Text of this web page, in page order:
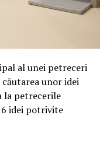
de câte sezoane
(DNSC)
personale și
atentă a
la numărul
folosesc
al unei petreceri
unor idei
la petrecerile
6 idei potrivite